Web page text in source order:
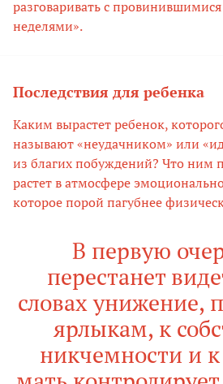
разговаривать с
неделями».
Последствия для ребенка
Каким вырастет ребенок,
называют «неудачником» или
из благих побуждений? Что ним
растет в атмосфере
которое порой пагубнее
В первую
перестанет
словах унижение,
ярлыкам, к
никчемности и